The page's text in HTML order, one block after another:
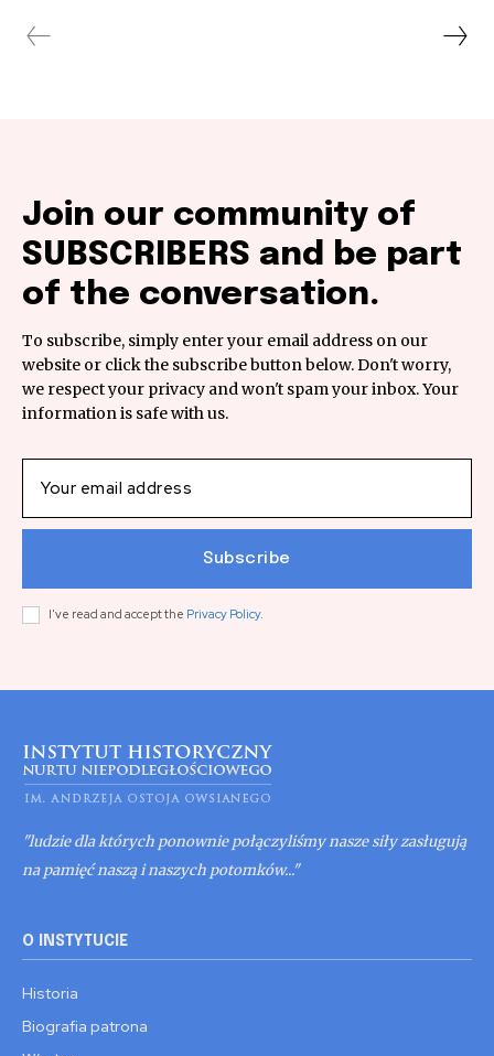
Join our community of
SUBSCRIBERS and be part
of the conversation.
To subscribe, simply enter your email address on our
website or click the subscribe button below. Don't worry,
we respect your privacy and won't spam your inbox. Your
information is safe with us.
Subscribe
I've read and accept the Privacy Policy.
"ludzie dla których ponownie połączyliśmy nasze siły zasługują
na pamięć naszą i naszych potomków..."
O INSTYTUCIE
Historia
Biografia patrona